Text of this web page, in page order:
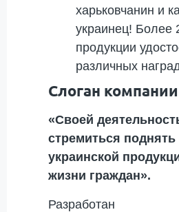
харьковчанин и
украинец! Более
продукции
различных
Слоган компании
«Своей
стремиться поднять
украинской
жизни граждан».
Разработан